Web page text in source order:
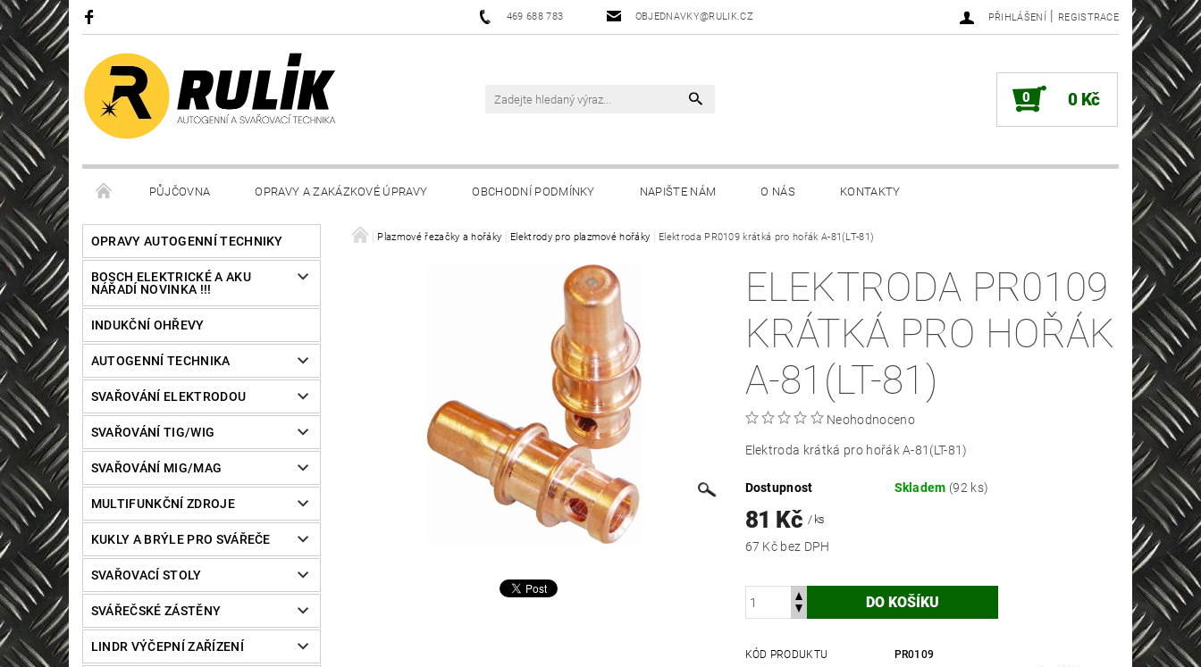
469 688 783 OBJEDNAVKY@RULIK.CZ PŘIHLÁŠENÍ | REGISTRACE
0 0 Kč
PŮJČOVNA OPRAVY A ZAKÁZKOVÉ ÚPRAVY OBCHODNÍ PODMÍNKY NAPIŠTE NÁM O NÁS KONTAKTY
OPRAVY AUTOGENNÍ TECHNIKY
BOSCH ELEKTRICKÉ A AKU
NÁŘADÍ NOVINKA !!!
INDUKČNÍ OHŘEVY
AUTOGENNÍ TECHNIKA
SVAŘOVÁNÍ ELEKTRODOU
SVAŘOVÁNÍ TIG/WIG
SVAŘOVÁNÍ MIG/MAG
MULTIFUNKČNÍ ZDROJE
KUKLY A BRÝLE PRO SVÁŘEČE
SVAŘOVACÍ STOLY
SVÁŘEČSKÉ ZÁSTĚNY
LINDR VÝČEPNÍ ZAŘÍZENÍ
Plazmové řezačky a hořáky Elektrody pro plazmové hořáky Elektroda PR0109 krátká pro hořák A-81(LT-81)
ELEKTRODA PR0109
KRÁTKÁ PRO HOŘÁK
A-81(LT-81)
Neohodnoceno
Elektroda krátká pro hořák A-81(LT-81)
Dostupnost Skladem (92 ks)
81 Kč / ks
67 Kč bez DPH
KÓD PRODUKTU
PR0109